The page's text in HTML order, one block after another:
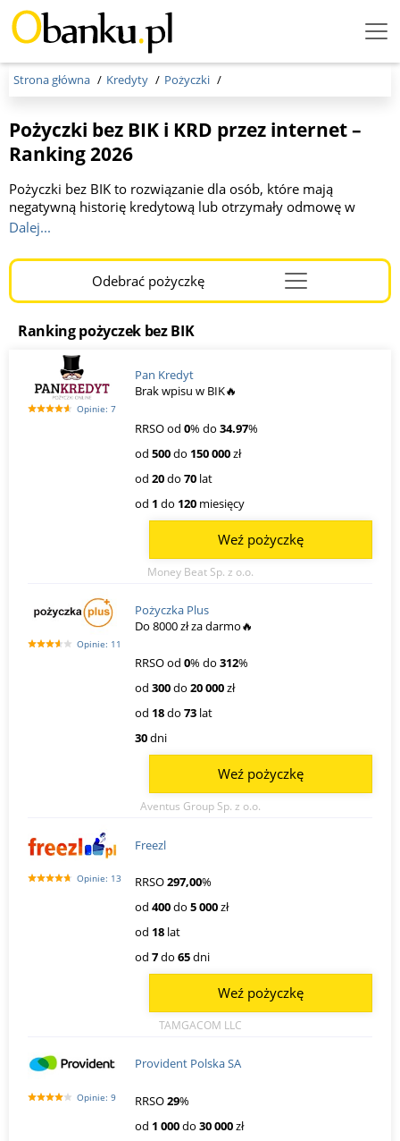
Menu
Strona główna Kredyty Pożyczki
Pożyczki bez BIK i KRD przez internet –
Ranking 2026
Pożyczki bez BIK to rozwiązanie dla osób, które mają
negatywną historię kredytową lub otrzymały odmowę w
banku. W naszym rankingu znajdziesz aktualne oferty
pożyczek online z wysoką szansą na pozytywną decyzję.
Sprawdź, które firmy nie wymagają standardowej weryfikacji
w BIK lub analizują wnioski indywidualnie, uwzględniając
także inne czynniki niż historia kredytowa.
Dalej...
Odebrać pożyczkęMenu
Burger
Ranking pożyczek bez BIK
Opinie: 7
Pan Kredyt
Brak wpisu w BIK🔥
RRSO od 0% do 34.97%
od 500do 150 000zł
od 20do 70 lat
od 1 do 120 miesięcy
Money Beat Sp. z o.o.
Weź pożyczkę
Opinie: 11
Pożyczka Plus
Do 8000 zł za darmo🔥
RRSO od 0% do 312%
od 300do 20 000zł
od 18do 73 lat
30dni
Aventus Group Sp. z o.o.
Weź pożyczkę
Opinie: 13
Freezl
RRSO297,00%
od 400do 5 000zł
od 18 lat
od 7do 65dni
TAMGACOM LLC
Weź pożyczkę
Opinie: 9
Provident Polska SA
RRSO29%
od 1 000do 30 000zł